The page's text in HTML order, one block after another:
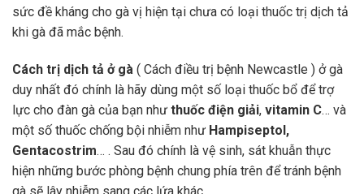
sức đề kháng cho gà vị hiện tại chưa có loại thuốc trị dịch tả
khi gà đã mắc bệnh.
Cách trị dịch tả ở gà ( Cách điều trị bệnh Newcastle ) ở gà
duy nhất đó chính là hãy dùng một số loại thuốc bổ để trợ
lực cho đàn gà của bạn như thuốc điện giải, vitamin C… và
một số thuốc chống bội nhiễm như Hampiseptol,
Gentacostrim… . Sau đó chính là vệ sinh, sát khuẫn thực
hiện những bước phòng bệnh chung phía trên để tránh bệnh